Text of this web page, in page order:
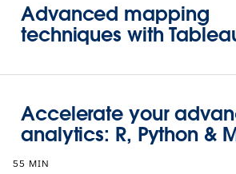
Advanced mapping
techniques with
Accelerate your
analytics: R, Python &
55 MIN